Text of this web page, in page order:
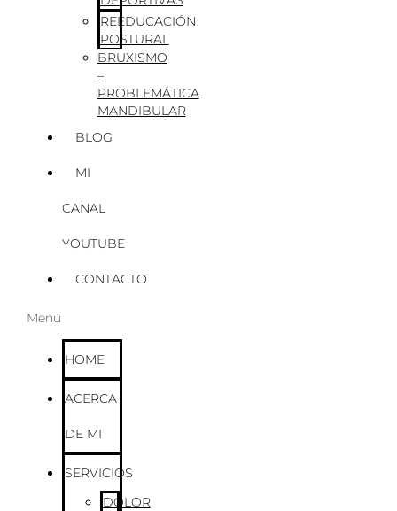
REEDUCACIÓN
POSTURAL
BRUXISMO
–
PROBLEMÁTICA
MANDIBULAR
BLOG
MI
CANAL
YOUTUBE
CONTACTO
Menú
HOME
ACERCA
DE MI
SERVICIOS
DOLOR